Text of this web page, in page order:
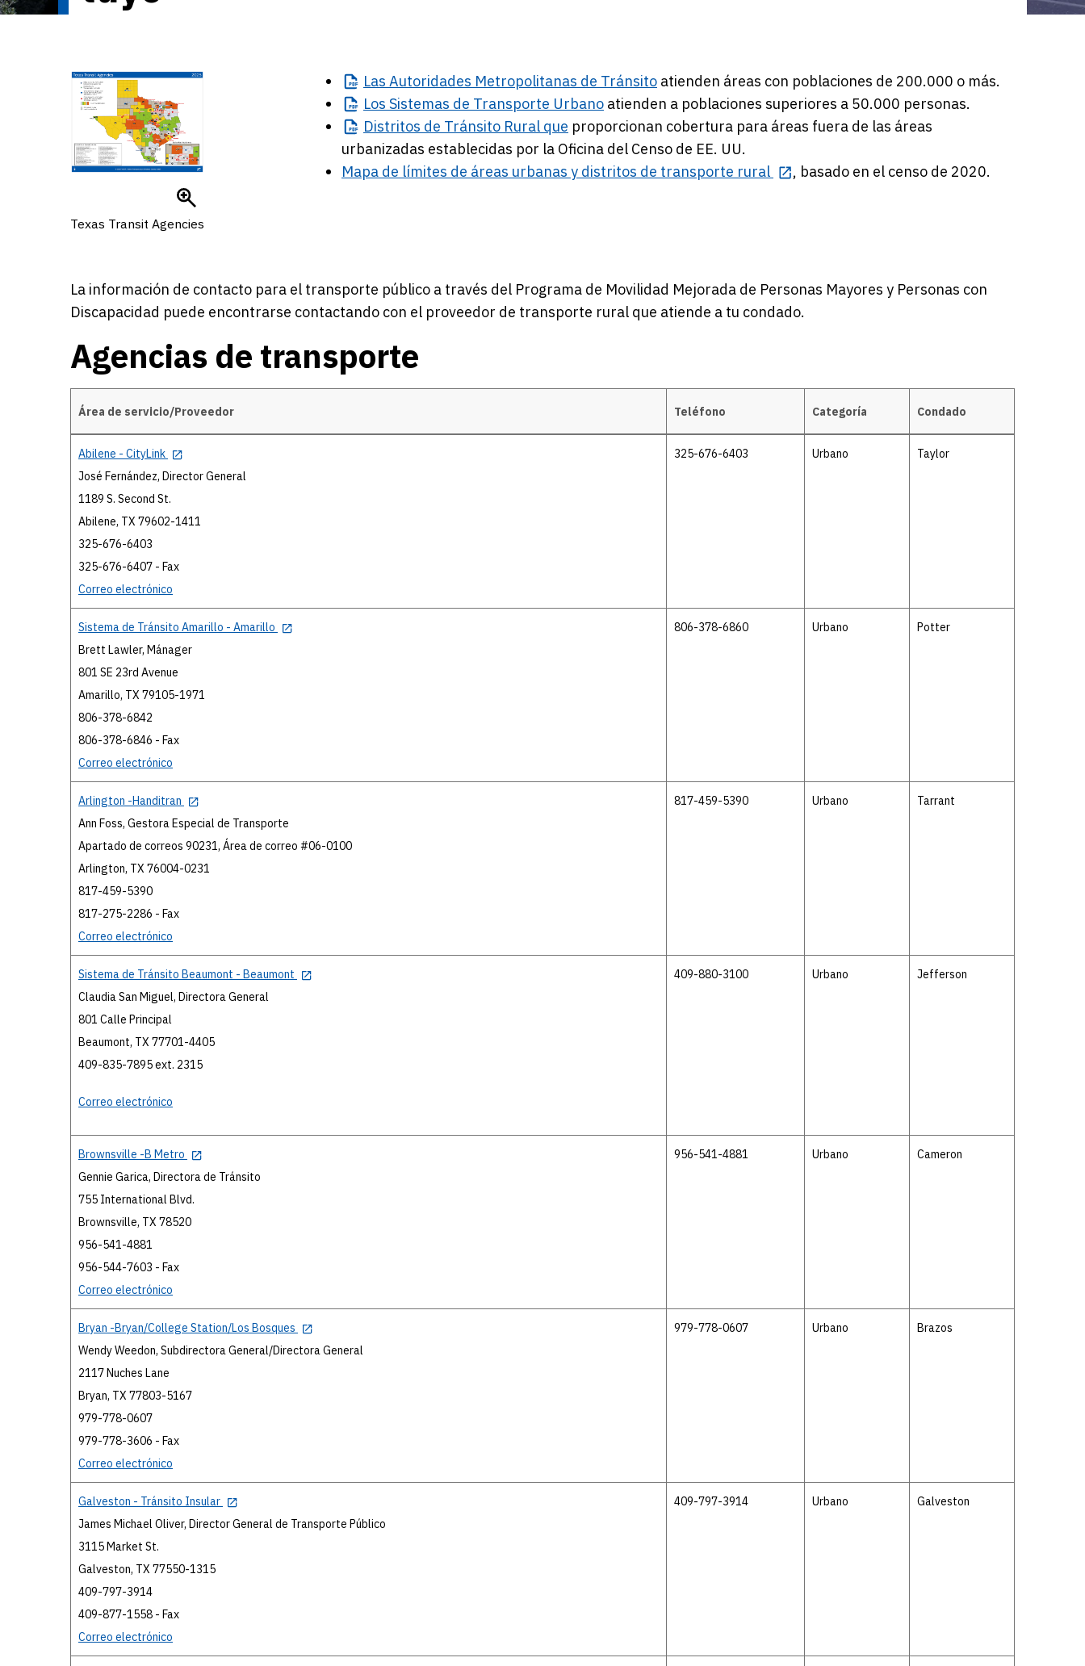
Texas Transit Agencies
Las Autoridades Metropolitanas de Tránsito atienden áreas con poblaciones de 200.000 o más.
Los Sistemas de Transporte Urbano atienden a poblaciones superiores a 50.000 personas.
Distritos de Tránsito Rural que proporcionan cobertura para áreas fuera de las áreas
urbanizadas establecidas por la Oficina del Censo de EE. UU.
Mapa de límites de áreas urbanas y distritos de transporte rural
, basado en el censo de 2020.
La información de contacto para el transporte público a través del Programa de Movilidad Mejorada de Personas Mayores y Personas con
Discapacidad puede encontrarse contactando con el proveedor de transporte rural que atiende a tu condado.
Agencias de transporte
Agencias de transporte
Área de servicio/Proveedor Teléfono Categoría Condado
Abilene - CityLink
José Fernández, Director General
1189 S. Second St.
Abilene, TX 79602-1411
325-676-6403
325-676-6407 - Fax
Correo electrónico
325-676-6403 Urbano Taylor
Sistema de Tránsito Amarillo - Amarillo
Brett Lawler, Mánager
801 SE 23rd Avenue
Amarillo, TX 79105-1971
806-378-6842
806-378-6846 - Fax
Correo electrónico
806-378-6860 Urbano Potter
Arlington -Handitran
Ann Foss, Gestora Especial de Transporte
Apartado de correos 90231, Área de correo #06-0100
Arlington, TX 76004-0231
817-459-5390
817-275-2286 - Fax
Correo electrónico
817-459-5390 Urbano Tarrant
Sistema de Tránsito Beaumont - Beaumont
Claudia San Miguel, Directora General
801 Calle Principal
Beaumont, TX 77701-4405
409-835-7895 ext. 2315
Correo electrónico
409-880-3100 Urbano Jefferson
Brownsville -B Metro
Gennie Garica, Directora de Tránsito
755 International Blvd.
Brownsville, TX 78520
956-541-4881
956-544-7603 - Fax
Correo electrónico
956-541-4881 Urbano Cameron
Bryan -Bryan/College Station/Los Bosques
Wendy Weedon, Subdirectora General/Directora General
2117 Nuches Lane
Bryan, TX 77803-5167
979-778-0607
979-778-3606 - Fax
Correo electrónico
979-778-0607 Urbano Brazos
Galveston - Tránsito Insular
James Michael Oliver, Director General de Transporte Público
3115 Market St.
Galveston, TX 77550-1315
409-797-3914
409-877-1558 - Fax
Correo electrónico
409-797-3914 Urbano Galveston